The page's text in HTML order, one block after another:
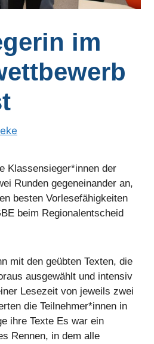
im
Klassensieger*innen der
Runden gegeneinander an,
besten Vorlesefähigkeiten
beim Regionalentscheid
mit den geübten Texten, die
ausgewählt und intensiv
Lesezeit von jeweils zwei
die Teilnehmer*innen in
ihre Texte Es war ein
Rennen, in dem alle